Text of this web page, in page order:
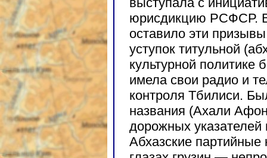
юрисдикцию РСФСР.
оставило эти
уступок титульной
культурной
имела свои радио и
контроля Тбилиси.
названия (Ахали
дорожных указателей
Абхазские партийные